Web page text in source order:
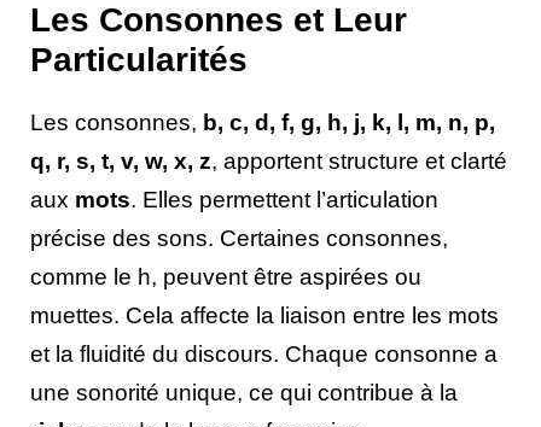
Les Consonnes et Leur
Particularités
Les consonnes, b, c, d, f, g, h, j, k, l, m, n, p,
q, r, s, t, v, w, x, z, apportent structure et clarté
aux mots. Elles permettent l’articulation
précise des sons. Certaines consonnes,
comme le h, peuvent être aspirées ou
muettes. Cela affecte la liaison entre les mots
et la fluidité du discours. Chaque consonne a
une sonorité unique, ce qui contribue à la